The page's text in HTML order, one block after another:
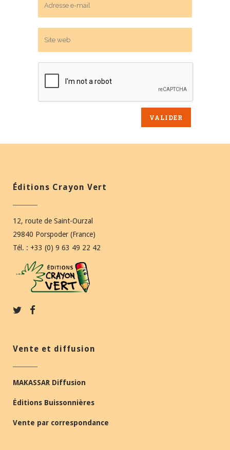
Éditions Crayon Vert
12, route de Saint-Ourzal
29840 Porspoder (France)
Tél. : +33 (0) 9 63 49 22 42
Vente et diffusion
MAKASSAR Diffusion
Éditions Buissonnières
Vente par correspondance